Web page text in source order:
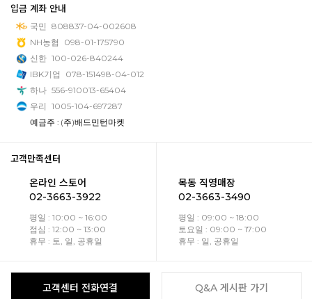
입금 계좌 안내
국민 808837-04-002608
NH농협
098-01-175790
신한 100-026-840244
IBK기업
078-151498-04-012
하나 556-910013-65404
우리 1005-104-697287
예금주 : (주)배드민턴마켓
고객만족센터
온라인 스토어
02-3663-3922
평일 : 10:00 ~ 16:00
점심 : 12:00 ~ 13:00
휴무 : 토, 일, 공휴일
목동 직영매장
02-3663-3490
평일 : 09:00 ~ 18:00
토요일 : 09:00 ~ 17:00
휴무 : 일, 공휴일
고객센터 전화연결 Q&A 게시판 가기